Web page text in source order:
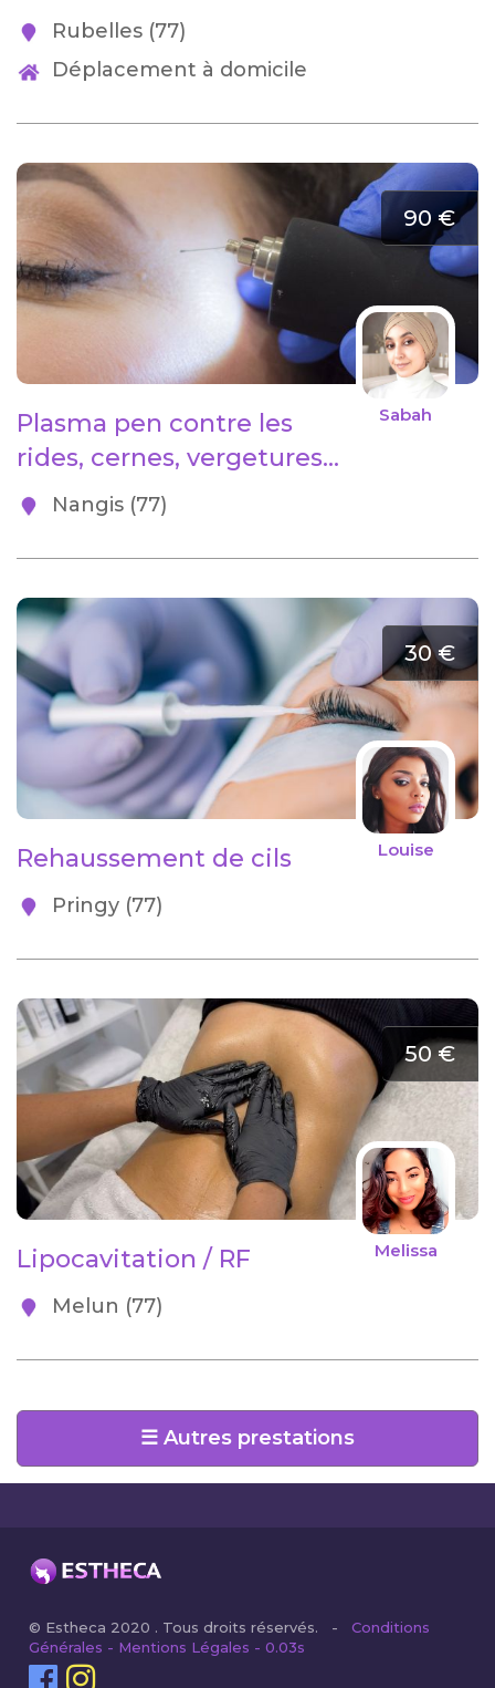
Rubelles (77)
Déplacement à domicile
90 €
Sabah
Plasma pen contre les
rides, cernes, vergetures...
Nangis (77)
30 €
Louise
Rehaussement de cils
Pringy (77)
50 €
Melissa
Lipocavitation / RF
Melun (77)
☰ Autres prestations
© Estheca 2020 . Tous droits réservés. -Conditions
Générales - Mentions Légales - 0.03s